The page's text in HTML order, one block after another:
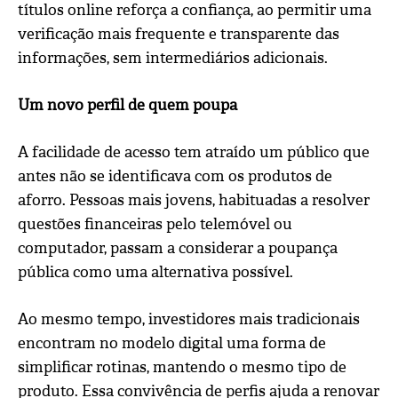
títulos online reforça a confiança, ao permitir uma
verificação mais frequente e transparente das
informações, sem intermediários adicionais.
Um novo perfil de quem poupa
A facilidade de acesso tem atraído um público que
antes não se identificava com os produtos de
aforro. Pessoas mais jovens, habituadas a resolver
questões financeiras pelo telemóvel ou
computador, passam a considerar a poupança
pública como uma alternativa possível.
Ao mesmo tempo, investidores mais tradicionais
encontram no modelo digital uma forma de
simplificar rotinas, mantendo o mesmo tipo de
produto. Essa convivência de perfis ajuda a renovar